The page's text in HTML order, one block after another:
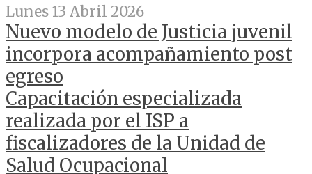
Lunes 13 Abril 2026
Nuevo modelo de Justicia juvenil
incorpora acompañamiento post
egreso
Capacitación especializada
realizada por el ISP a
fiscalizadores de la Unidad de
Salud Ocupacional